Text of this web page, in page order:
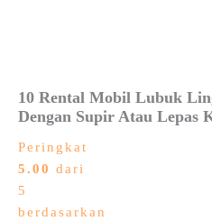
10 Rental Mobil Lubuk
Dengan Supir Atau Lepas
Peringkat
5.00 dari
5
berdasarkan